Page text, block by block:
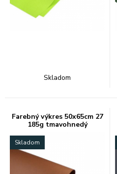
Skladom
Farebný výkres 50x65cm 27
185g tmavohnedý
Skladom